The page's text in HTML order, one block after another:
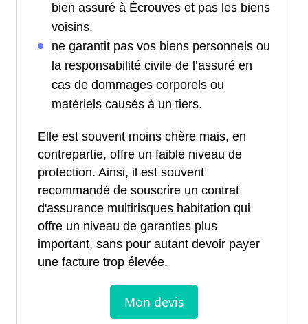
bien assuré à Écrouves et pas les biens
voisins.
ne garantit pas vos biens personnels ou
la responsabilité civile de l’assuré en
cas de dommages corporels ou
matériels causés à un tiers.
Elle est souvent moins chère mais, en
contrepartie, offre un faible niveau de
protection. Ainsi, il est souvent
recommandé de souscrire un contrat
d'assurance multirisques habitation qui
offre un niveau de garanties plus
important, sans pour autant devoir payer
une facture trop élevée.